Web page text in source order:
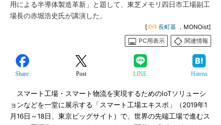
用による半導体製造革新」と題して、東芝メモリ四日市工場副工
場長の赤堀浩史氏が講演した。
[ 長町基 ，MONOist]
PC用表示
関連情報
Share Post LINE Hatena
スマート工場・スマート物流を実現するためのIoTソリューシ
ョンなどを一堂に展示する「スマート工場エキスポ」（2019年1
月16日～18日、東京ビッグサイト）で、世界の先端工場で進むス